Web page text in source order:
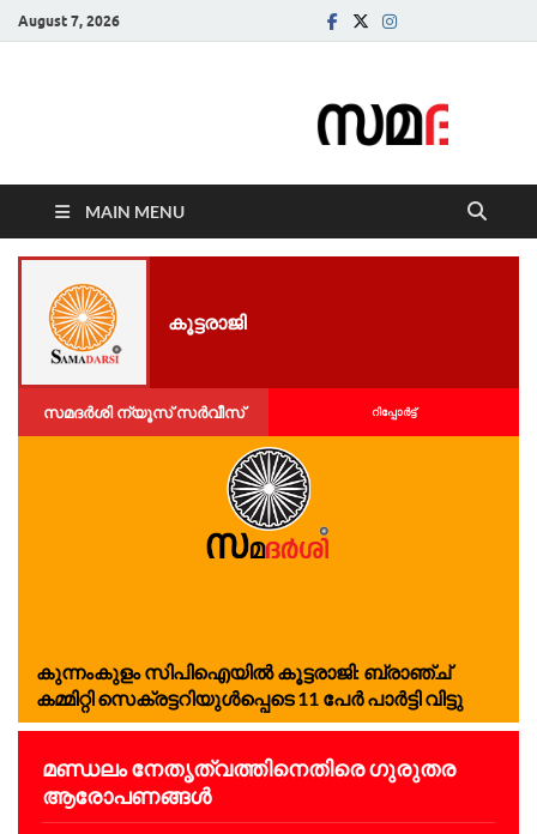
August 7, 2026
MAIN MENU
കൂട്ടരാജി
സമദർശി ന്യൂസ് സർവീസ് റിപ്പോര്‍ട്ട്
കുന്നംകുളം സിപിഐയിൽ കൂട്ടരാജി: ബ്രാഞ്ച്
കമ്മിറ്റി സെക്രട്ടറിയുൾപ്പെടെ 11 പേർ പാർട്ടി വിട്ടു
മണ്ഡലം നേതൃത്വത്തിനെതിരെ ഗുരുതര
ആരോപണങ്ങൾ